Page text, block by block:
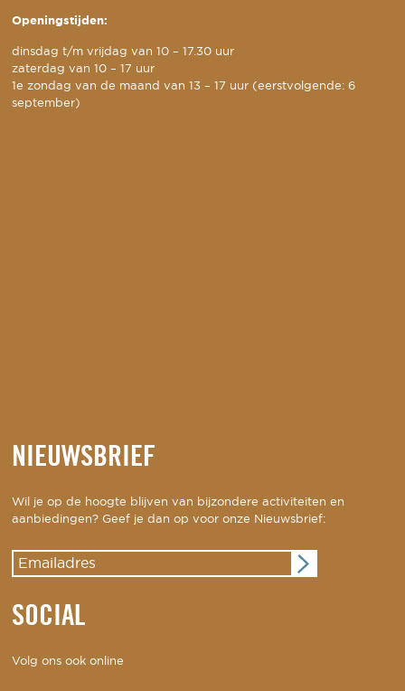
Openingstijden:
dinsdag t/m vrijdag van 10 – 17.30 uur
zaterdag van 10 – 17 uur
1e zondag van de maand van 13 – 17 uur (eerstvolgende: 6
september)
NIEUWSBRIEF
Wil je op de hoogte blijven van bijzondere activiteiten en
aanbiedingen? Geef je dan op voor onze Nieuwsbrief:
SOCIAL
Volg ons ook online